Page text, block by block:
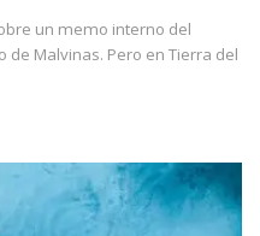
un memo interno del
Malvinas. Pero en Tierra del